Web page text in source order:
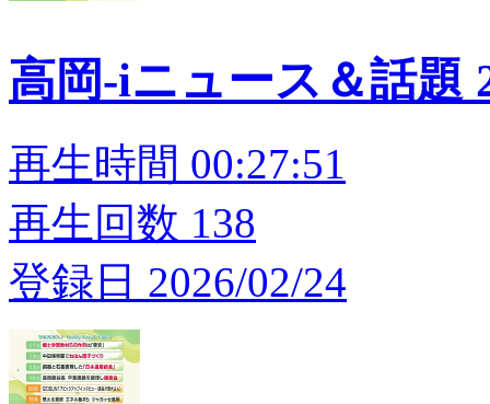
高岡-iニュース＆話題
再生時間 00:27:51
再生回数 138
登録日 2026/02/24